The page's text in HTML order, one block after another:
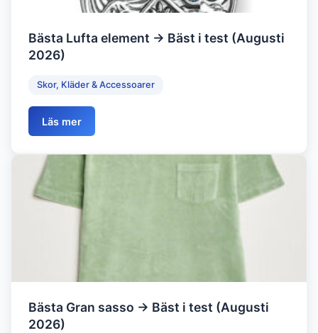
Bästa Lufta element → Bäst i test (Augusti
2026)
Skor, Kläder & Accessoarer
Läs mer
Bästa Gran sasso → Bäst i test (Augusti
2026)